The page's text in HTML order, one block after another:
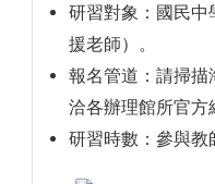
研習對象：國民中
援老師）。
報名管道：請掃描
洽各辦理館所官方
研習時數：參與教